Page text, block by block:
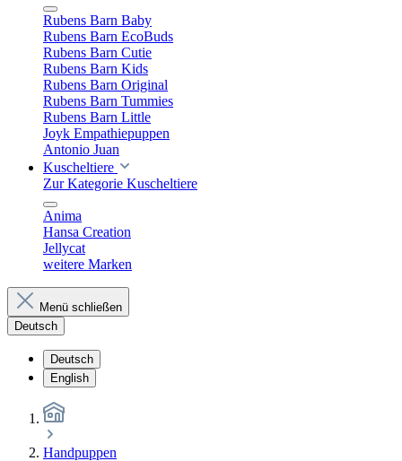
Rubens Barn Baby
Rubens Barn EcoBuds
Rubens Barn Cutie
Rubens Barn Kids
Rubens Barn Original
Rubens Barn Tummies
Rubens Barn Little
Joyk Empathiepuppen
Antonio Juan
Kuscheltiere
Zur Kategorie Kuscheltiere
Anima
Hansa Creation
Jellycat
weitere Marken
Menü schließen
Deutsch
Deutsch
English
Handpuppen